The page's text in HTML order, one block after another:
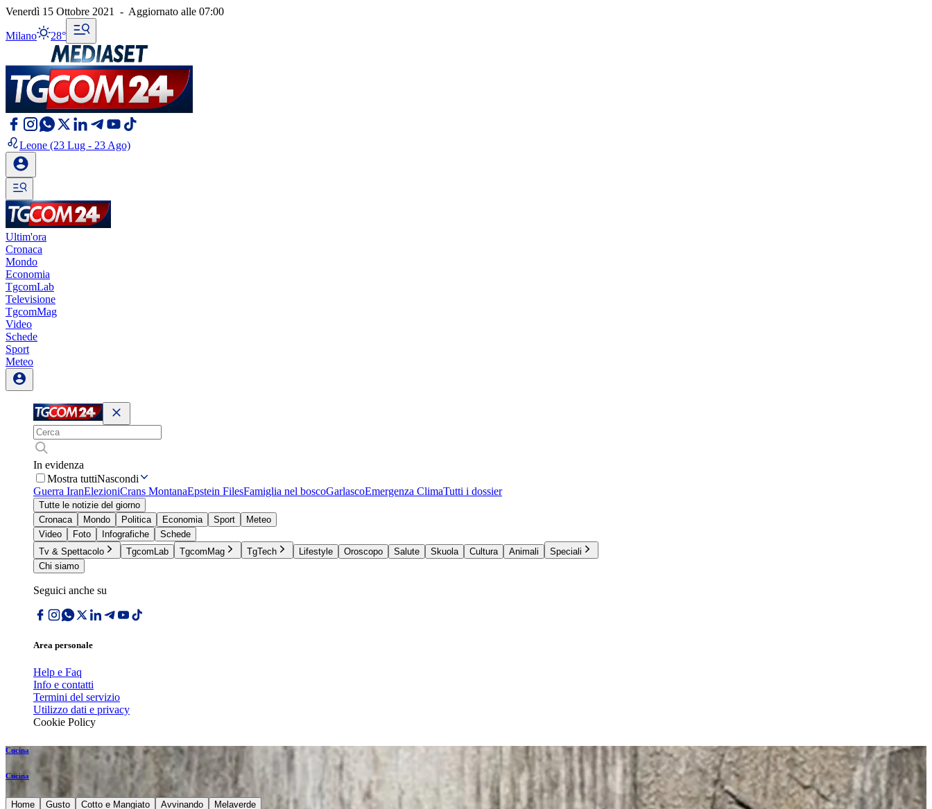
Venerdì 15 Ottobre 2021 - Aggiornato alle 07:00
Milano 28°
Leone (23 Lug - 23 Ago)
Ultim'ora
Cronaca
Mondo
Economia
TgcomLab
Televisione
TgcomMag
Video
Schede
Sport
Meteo
In evidenza
Mostra tuttiNascondi
Guerra IranElezioniCrans MontanaEpstein FilesFamiglia nel boscoGarlascoEmergenza ClimaTutti i dossier
Tutte le notizie del giorno
Cronaca
Mondo Politica Economia Sport
Meteo
Video
Foto Infografiche
Schede
Tv & Spettacolo
TgcomLab TgcomMag TgTech Lifestyle Oroscopo Salute Skuola Cultura Animali
Speciali
Chi siamo
Seguici anche su
Area personale
Help e Faq
Info e contatti
Termini del servizio
Utilizzo dati e privacy
Cookie Policy
Cucina
Cucina
Home Gusto Cotto e Mangiato Avvinando Melaverde